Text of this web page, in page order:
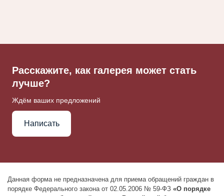
Расскажите, как галерея может стать
лучше?
Ждём ваших предложений
Написать
Данная форма не предназначена для приема обращений граждан в
порядке Федерального закона от 02.05.2006 № 59-ФЗ «О порядке